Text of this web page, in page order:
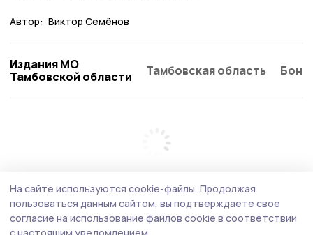
Автор: Виктор Семёнов
Издания МО
Тамбовской области
Тамбовская область
На сайте используются cookie-файлы. Продолжая
пользоваться данным сайтом, вы подтверждаете свое
согласие на использование файлов cookie в соответствии